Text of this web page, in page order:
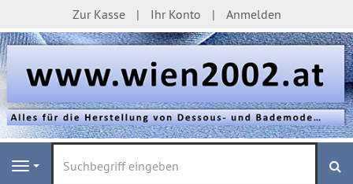
Zur Kasse Ihr Konto Anmelden
Navigation